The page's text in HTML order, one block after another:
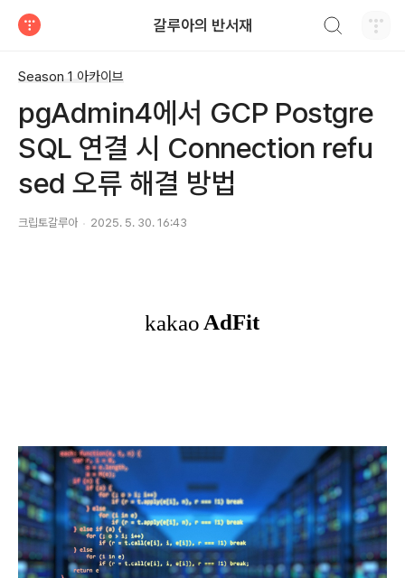
갈루아의 반서재
Season 1 아카이브
pgAdmin4에서 GCP Postgre
SQL 연결 시 Connection refu
sed 오류 해결 방법
크립토갈루아 2025. 5. 30. 16:43